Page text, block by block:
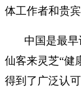
体工作者和贵宾
中国是最
仙客来灵芝“健
得到了广泛认